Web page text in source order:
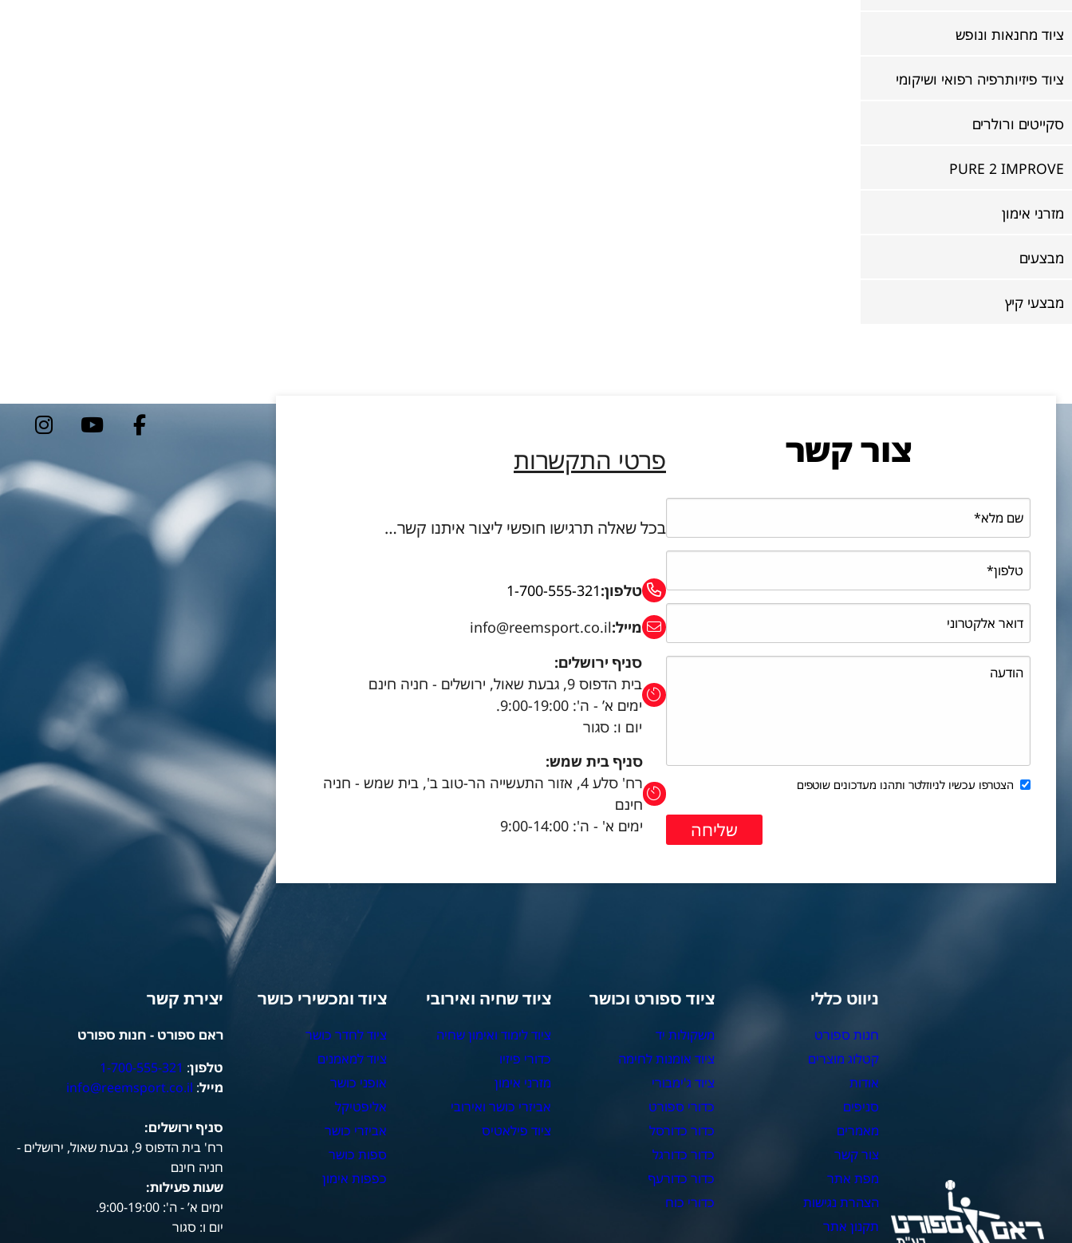
ציוד מחנאות ונופש
ציוד פיזיותרפיה רפואי ושיקומי
סקייטים ורולרים
PURE 2 IMPROVE
מזרני אימון
מבצעים
מבצעי קיץ
צור קשר
הצטרפו עכשיו לניוזלטר ותהנו מעדכונים שוטפים
פרטי התקשרות
בכל שאלה תרגישו חופשי ליצור איתנו קשר…
טלפון:1-700-555-321
מייל:info@reemsport.co.il
סניף ירושלים:
בית הדפוס 9, גבעת שאול, ירושלים - חניה חינם
ימים א’ - ה': 9:00-19:00.
יום ו: סגור
סניף בית שמש:
רח' סלע 4, אזור התעשייה הר-טוב ב', בית שמש - חניה
חינם
ימים א' - ה': 9:00-14:00
ניווט כללי
חנות ספורט
קטלוג מוצרים
אודות
סניפים
מאמרים
צור קשר
מפת אתר
הצהרת נגישות
תקנון אתר
ציוד ספורט וכושר
משקולות יד
ציוד אומנות לחימה
ציוד ג'ימבורי
כדורי ספורט
כדור כדורסל
כדור כדורגל
כדור כדורעף
כדורי כוח
ציוד שחיה ואירובי
ציוד לימוד ואימון שחיה
כדורי פיזיו
מזרני אימון
אביזרי כושר ואירובי
ציוד פילאטיס
ציוד ומכשירי כושר
ציוד לחדר כושר
ציוד למאמנים
אופני כושר
אליפטיקל
אביזרי כושר
ספות כושר
כפפות אימון
יצירת קשר
ראם ספורט - חנות ספורט
טלפון:
1-700-555-321
מייל:
info@reemsport.co.il
סניף ירושלים:
רח' בית הדפוס 9, גבעת שאול, ירושלים -
חניה חינם
שעות פעילות:
ימים א’ - ה': 9:00-19:00.
יום ו: סגור